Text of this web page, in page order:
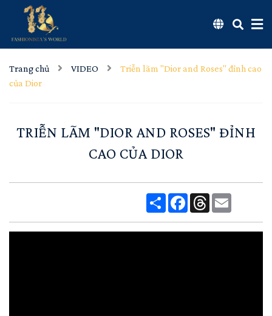
Trang chủ VIDEO
Triễn lãm "Dior and Roses" đỉnh cao
của Dior
TRIỄN LÃM "DIOR AND ROSES" ĐỈNH
CAO CỦA DIOR
Share Facebook
Threads